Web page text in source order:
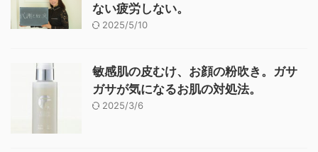
ない疲労しない。
2025/5/10
敏感肌の皮むけ、お顔の粉吹き。ガサ
ガサが気になるお肌の対処法。
2025/3/6